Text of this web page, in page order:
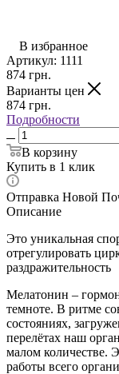
В избранное
Артикул: 1111
874 грн.
Варианты цен
874 грн.
Подробности
В корзину
Купить в 1 клик
Отправка Новой
Описание
Это уникальная
отрегулировать
раздражительность
Мелатонин –
темноте. В ритме
состояниях,
перелётах наш
малом количестве.
работы всего